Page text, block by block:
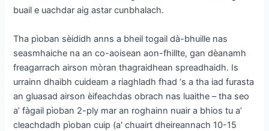
buail e uachdar aig astar cunbhalach.
Tha pìoban sèididh anns a bheil togail dà-bhuille nas
seasmhaiche na an co-aoisean aon-fhillte, gan dèanamh
freagarrach airson mòran thagraidhean spreadhaidh. Is
urrainn dhaibh cuideam a riaghladh fhad ‘s a tha iad furasta
an gluasad airson èifeachdas obrach nas luaithe – tha seo
a’ fàgail pìoban 2-ply mar an roghainn nuair a bhios tu a’
cleachdadh pìoban cuip (a' chuairt dheireannach 10-15